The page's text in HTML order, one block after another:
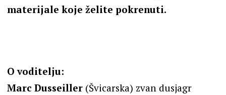
materijale koje želite pokrenuti.
O voditelju:
Marc Dusseiller(Švicarska) zvan dusjagr